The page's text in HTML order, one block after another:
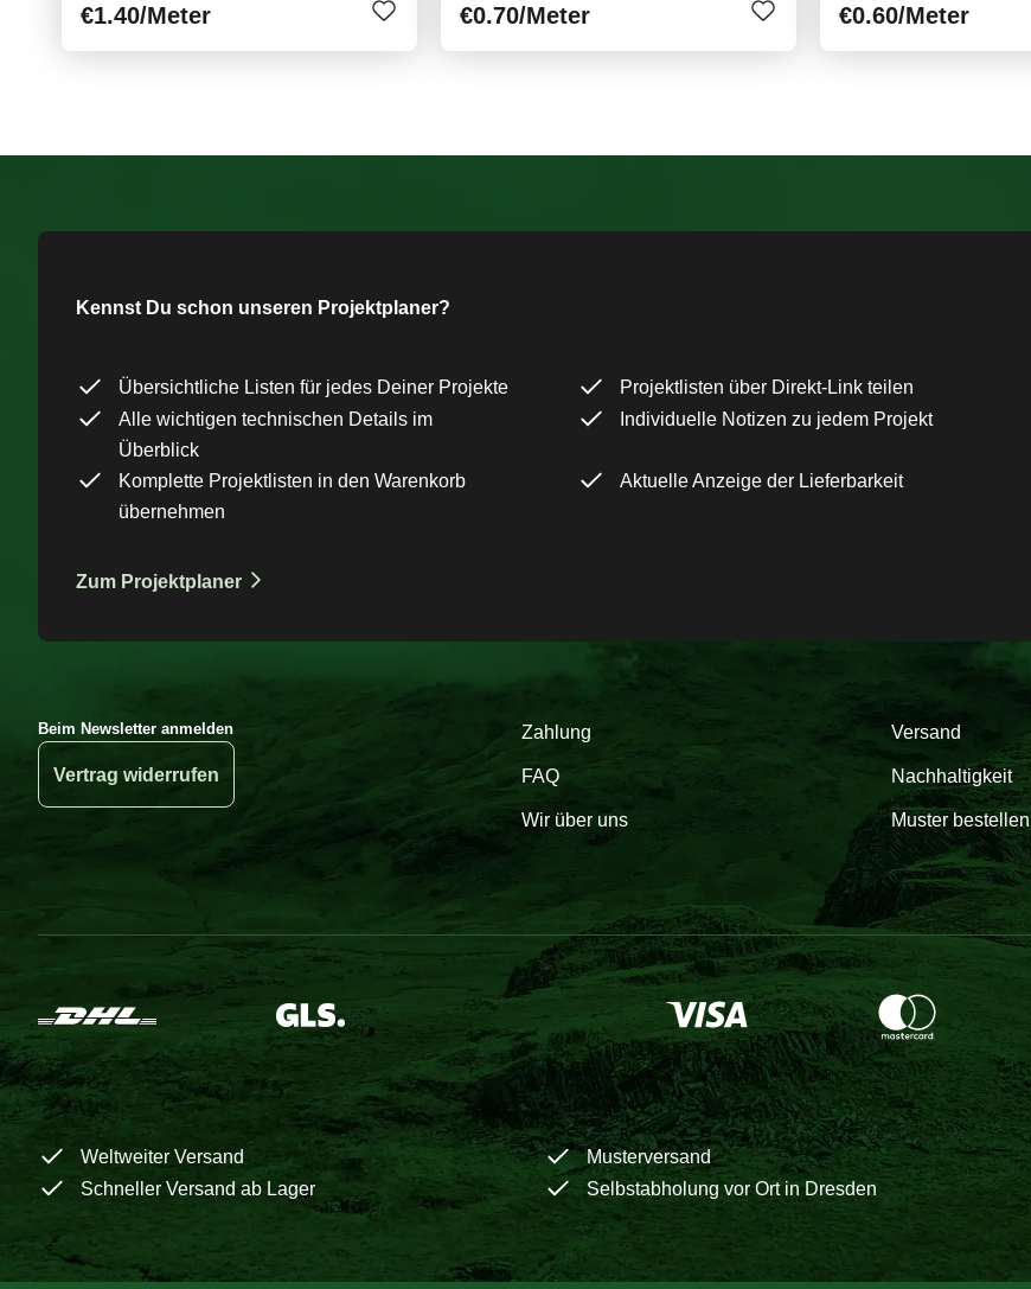
€1.40/Meter €0.70/Meter €0.60/Meter
Kennst Du schon unseren Projektplaner?
Übersichtliche Listen für jedes Deiner Projekte
Projektlisten über Direkt-Link teilen
Alle wichtigen technischen Details im
Überblick
Individuelle Notizen zu jedem Projekt
Komplette Projektlisten in den Warenkorb
übernehmen
Aktuelle Anzeige der Lieferbarkeit
Zum Projektplaner
Beim Newsletter anmelden
Vertrag widerrufen
Zahlung Versand
FAQ Nachhaltigkeit
Wir über uns Muster bestellen
Weltweiter Versand Musterversand
Schneller Versand ab Lager
Selbstabholung vor Ort in Dresden